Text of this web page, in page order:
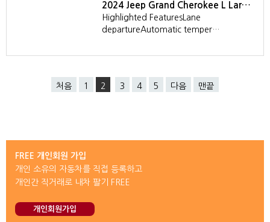
2024 Jeep Grand Cherokee L Lar…
Highlighted FeaturesLane
departureAutomatic temper…
처음 1 2 3 4 5 다음 맨끝
FREE 개인회원 가입
개인 소유의 자동차를 직접 등록하고
개인간 직거래로 내차 팔기 FREE
개인회원가입